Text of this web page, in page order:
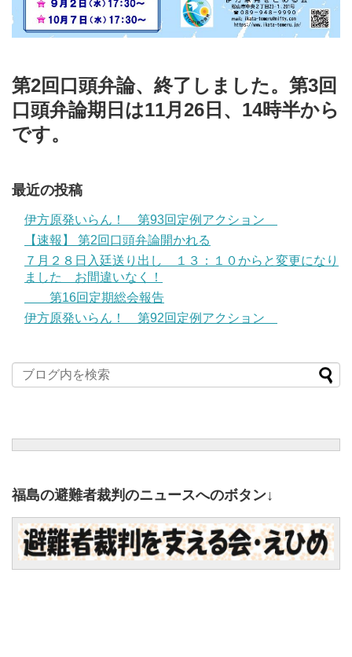
第2回口頭弁論、終了しました。第3回
口頭弁論期日は11月26日、14時半から
です。
最近の投稿
伊方原発いらん！ 第93回定例アクション
【速報】 第2回口頭弁論開かれる
７月２８日入廷送り出し １３：１０からと変更になり
ました お間違いなく！
第16回定期総会報告
伊方原発いらん！ 第92回定例アクション
福島の避難者裁判のニュースへのボタン↓